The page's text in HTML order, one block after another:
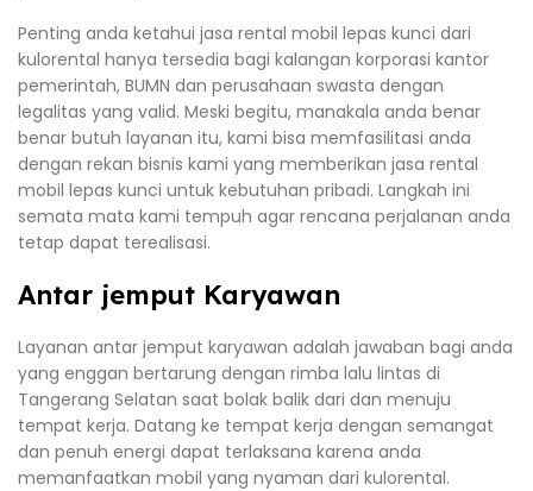
Penting anda ketahui jasa rental mobil lepas kunci dari
kulorental hanya tersedia bagi kalangan korporasi kantor
pemerintah, BUMN dan perusahaan swasta dengan
legalitas yang valid. Meski begitu, manakala anda benar
benar butuh layanan itu, kami bisa memfasilitasi anda
dengan rekan bisnis kami yang memberikan jasa rental
mobil lepas kunci untuk kebutuhan pribadi. Langkah ini
semata mata kami tempuh agar rencana perjalanan anda
tetap dapat terealisasi.
Antar jemput Karyawan
Layanan antar jemput karyawan adalah jawaban bagi anda
yang enggan bertarung dengan rimba lalu lintas di
Tangerang Selatan saat bolak balik dari dan menuju
tempat kerja. Datang ke tempat kerja dengan semangat
dan penuh energi dapat terlaksana karena anda
memanfaatkan mobil yang nyaman dari kulorental.